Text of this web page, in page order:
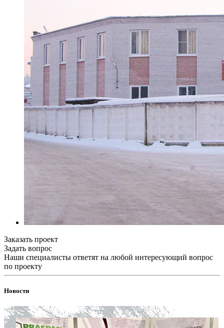
Заказать проект
Задать вопрос
Наши специалисты ответят на любой интересующий вопрос
по проекту
Новости